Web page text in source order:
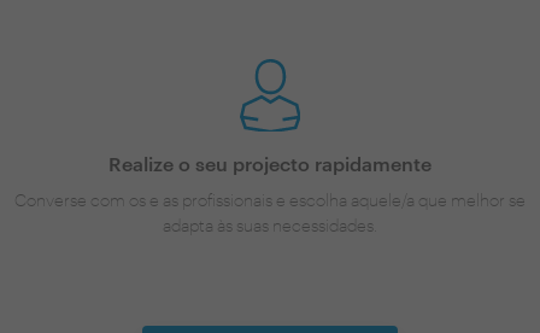
Realize o seu projecto rapidamente
Converse com os e as profissionais e escolha aquele/a que melhor se
adapta às suas necessidades.